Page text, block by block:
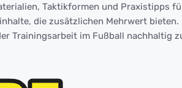
Taktikformen und Praxistipps
die zusätzlichen Mehrwert bieten.
Trainingsarbeit im Fußball nachhaltig